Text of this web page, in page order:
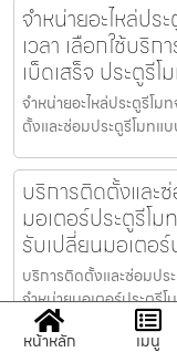
จำหน่ายอะไหล่ปร
เวลา เลือกใช้บริ
เบ็ดเสร็จ ประตูรี
จำหน่ายอะไหล่ประตูรีโม
ตั้งและซ่อมประตูรีโมทแ
บริการติดตั้งและ
มอเตอร์ประตูรีโ
รับเปลี่ยนมอเตอ
บริการติดตั้งและซ่อมปร
จำหน่ายมอเตอร์ประตูรี
หน้าหลัก เมนู